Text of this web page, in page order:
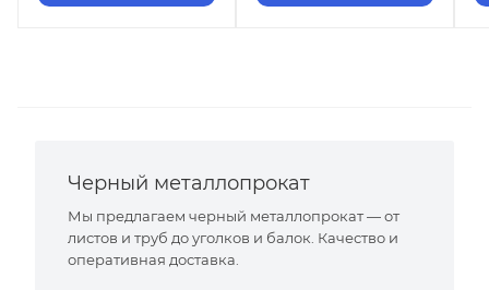
Черный металлопрокат
Мы предлагаем черный металлопрокат — от
листов и труб до уголков и балок. Качество и
оперативная доставка.